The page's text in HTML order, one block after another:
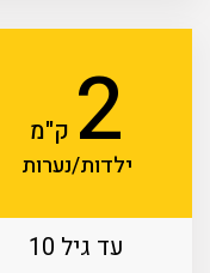
2 ק"מ
ילדות/נערות
עד גיל 10